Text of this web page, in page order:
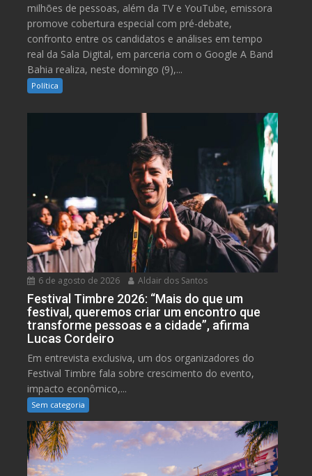
milhões de pessoas, além da TV e YouTube, emissora
promove cobertura especial com pré-debate,
confronto entre os candidatos e análises em tempo
real da Sala Digital, em parceria com o Google A Band
Bahia realiza, neste domingo (9),...
Política
6 de agosto de 2026 Aldair dos Santos
Festival Timbre 2026: “Mais do que um
festival, queremos criar um encontro que
transforme pessoas e a cidade”, afirma
Lucas Cordeiro
Em entrevista exclusiva, um dos organizadores do
Festival Timbre fala sobre crescimento do evento,
impacto econômico,...
Sem categoria